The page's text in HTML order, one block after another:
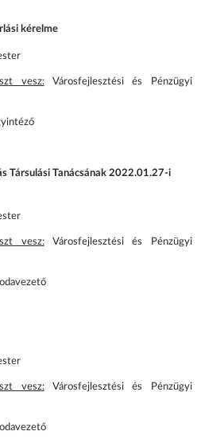
kérelme
vesz:Városfejlesztési és Pénzügyi
Társulási Tanácsának 2022.01.27-i
vesz:Városfejlesztési és Pénzügyi
vesz:Városfejlesztési és Pénzügyi